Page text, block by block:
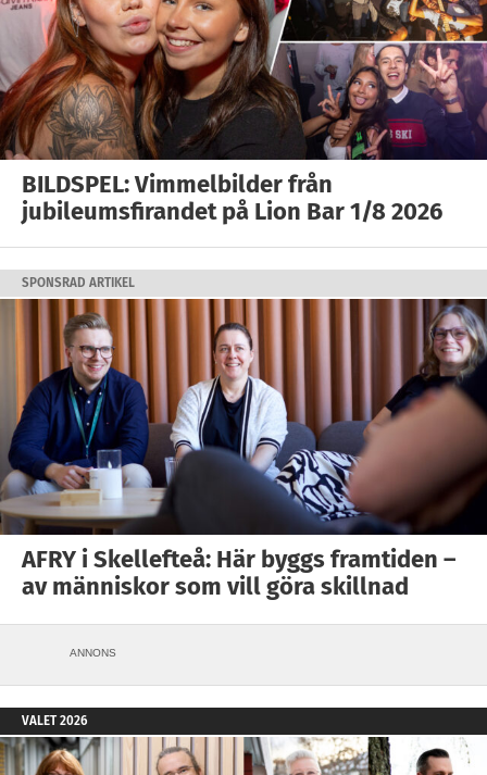
BILDSPEL: Vimmelbilder från
jubileumsfirandet på Lion Bar 1/8 2026
SPONSRAD ARTIKEL
AFRY i Skellefteå: Här byggs framtiden –
av människor som vill göra skillnad
ANNONS
VALET 2026